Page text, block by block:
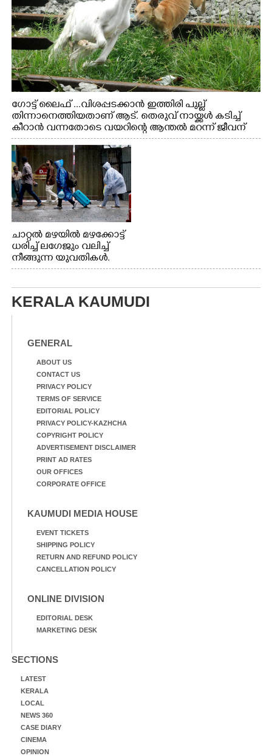
ഗോട്ട് ലൈഫ് ...വിശപ്പടക്കാൻ ഇത്തിരി പുല്ല്
തിന്നാനെത്തിയതാണ് ആട്. തെരുവ് നായ്ക്കൾ കടിച്ച്
കീറാൻ വന്നതോടെ വയറിന്റെ ആന്തൽ മറന്ന് ജീവന്
വേണ്ടിയായി ഓട്ടം. എറണാകുളം വാത്തുരുത്തിയിൽ
നിന്നുള്ള കാഴ്ച
ചാറ്റൽ മഴയിൽ മഴക്കോട്ട്
ധരിച്ച് ലഗേജും വലിച്ച്
നീങ്ങുന്ന യുവതികൾ.
എറണാകുളം മേനകയിൽ
KERALA KAUMUDI
GENERAL
ABOUT US
CONTACT US
PRIVACY POLICY
TERMS OF SERVICE
EDITORIAL POLICY
PRIVACY POLICY-KAZHCHA
COPYRIGHT POLICY
ADVERTISEMENT DISCLAIMER
PRINT AD RATES
OUR OFFICES
CORPORATE OFFICE
KAUMUDI MEDIA HOUSE
EVENT TICKETS
SHIPPING POLICY
RETURN AND REFUND POLICY
CANCELLATION POLICY
ONLINE DIVISION
EDITORIAL DESK
MARKETING DESK
SECTIONS
LATEST
KERALA
LOCAL
NEWS 360
CASE DIARY
CINEMA
OPINION